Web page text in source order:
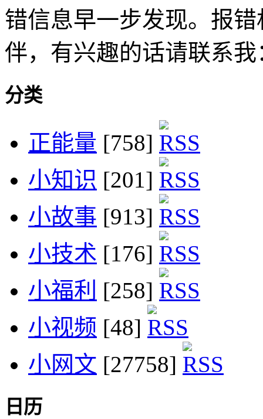
错信息早一步发现。报
伴，有兴趣的话请联系我
分类
正能量 [758]
小知识 [201]
小故事 [913]
小技术 [176]
小福利 [258]
小视频 [48]
小网文 [27758]
日历